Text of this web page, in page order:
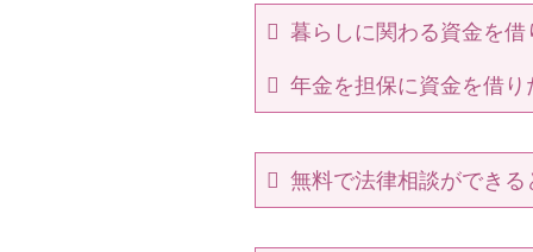
暮らしに関わる資金を借
年金を担保に資金を借り
無料で法律相談ができ